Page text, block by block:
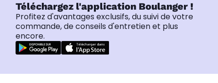
Téléchargez l'application Boulanger !
Profitez d'avantages exclusifs, du suivi de votre
commande, de conseils d'entretien et plus
encore.